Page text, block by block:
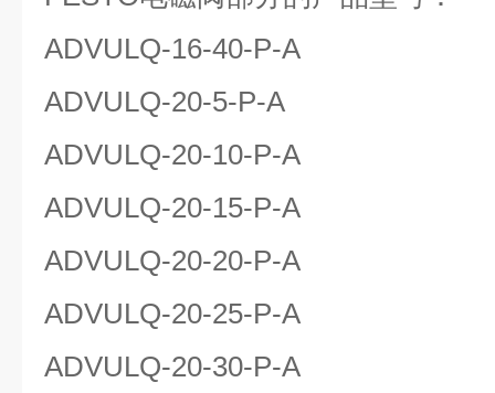
ADVULQ-16-40-P-A
ADVULQ-20-5-P-A
ADVULQ-20-10-P-A
ADVULQ-20-15-P-A
ADVULQ-20-20-P-A
ADVULQ-20-25-P-A
ADVULQ-20-30-P-A